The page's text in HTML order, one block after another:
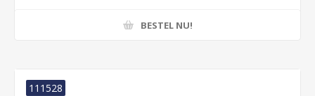
BESTEL NU!
111528